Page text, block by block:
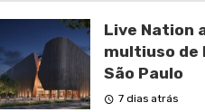
Live Nation
multiuso de
São Paulo
7 dias atrás